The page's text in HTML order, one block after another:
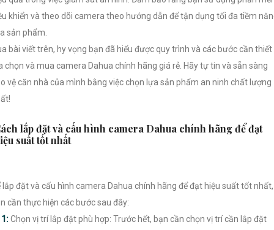
khiển và theo dõi camera theo hướng dẫn để tận dụng tối đa tiềm
sản phẩm.
bài viết trên, hy vọng bạn đã hiểu được quy trình và các bước cần thiết
chọn và mua camera Dahua chính hãng giá rẻ. Hãy tự tin và sẵn sàng
vệ căn nhà của mình bằng việc chọn lựa sản phẩm an ninh chất lượng
lắp đặt và cấu hình camera Dahua chính hãng để đạt
suất tốt nhất
lắp đặt và cấu hình camera Dahua chính hãng để đạt hiệu suất tốt nhất,
cần thực hiện các bước sau đây:
1:Chọn vị trí lắp đặt phù hợp: Trước hết, bạn cần chọn vị trí cần lắp đặt